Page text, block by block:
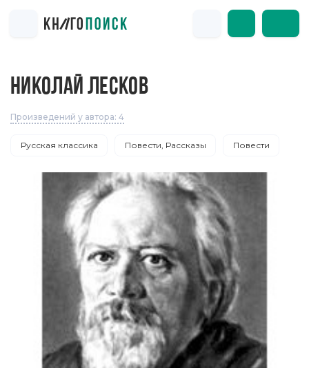
НИКОЛАЙ ЛЕСКОВ
Произведений у автора: 4
Русская классика Повести, Рассказы Повести